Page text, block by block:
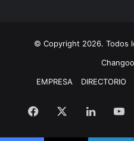
© Copyright 2026.
EMPRESA
DIRECTORIO
Facebook LinkedIn